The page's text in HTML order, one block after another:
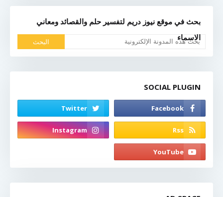
بحث في موقع نيوز دريم لتفسير حلم والقصائد ومعاني
الاسماء
SOCIAL PLUGIN